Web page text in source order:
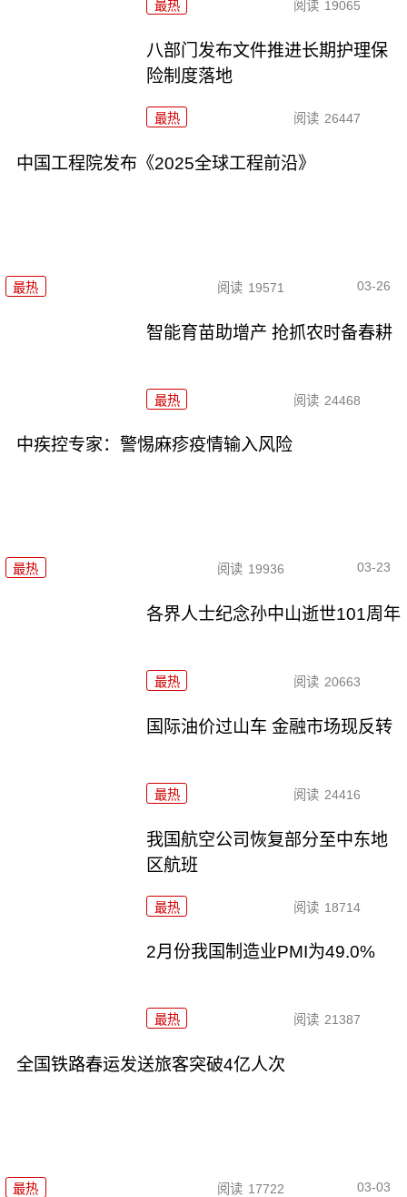
最热 阅读 19065
八部门发布文件推进长期护理保
险制度落地
最热 阅读 26447
中国工程院发布《2025全球工程前沿》
最热 阅读 19571 03-26
智能育苗助增产 抢抓农时备春耕
最热 阅读 24468
中疾控专家：警惕麻疹疫情输入风险
最热 阅读 19936 03-23
各界人士纪念孙中山逝世101周年
最热 阅读 20663
国际油价过山车 金融市场现反转
最热 阅读 24416
我国航空公司恢复部分至中东地
区航班
最热 阅读 18714
2月份我国制造业PMI为49.0%
最热 阅读 21387
全国铁路春运发送旅客突破4亿人次
最热 阅读 17722 03-03